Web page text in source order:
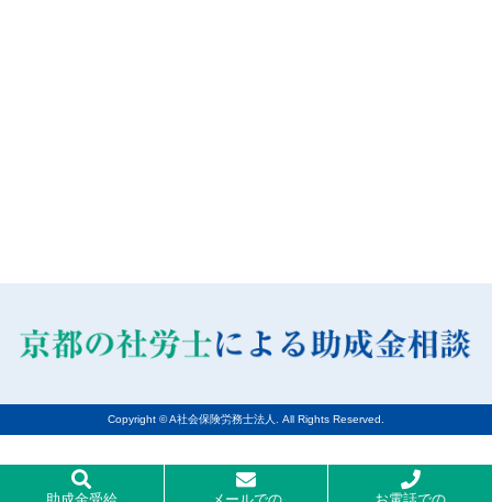
Copyright © A社会保険労務士法人. All Rights Reserved.